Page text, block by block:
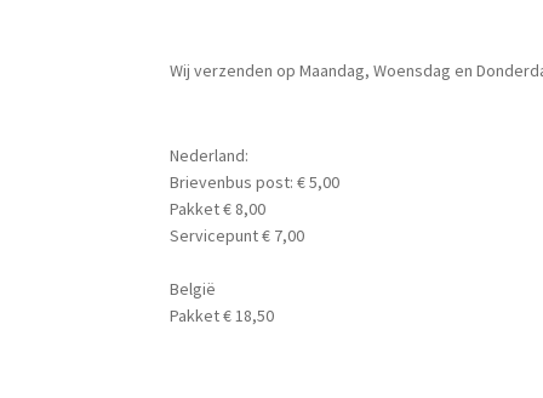
Wij verzenden op Maandag, Woensdag en
Nederland:
Brievenbus post: € 5,00
Pakket € 8,00
Servicepunt € 7,00
België
Pakket € 18,50